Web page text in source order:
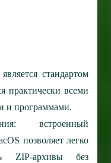
стандартом
практически всеми
и программами.
встроенный
позволяет легко
ZIP-архивы без